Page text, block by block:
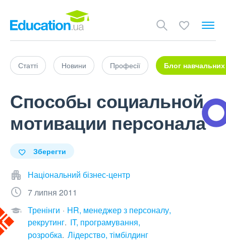
Статті Новини Професії Блог навчальних
Способы социальной
мотивации персонала
Зберегти
Національний бізнес-центр
7 липня 2011
Тренінги
HR, менеджер з персоналу,
рекрутинг IT, програмування,
розробка Лідерство, тімбілдинг